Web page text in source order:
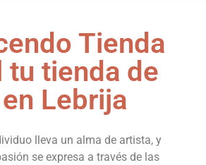
Tienda
tu tienda de
Lebrija
lleva un alma de artista, y
se expresa a través de las